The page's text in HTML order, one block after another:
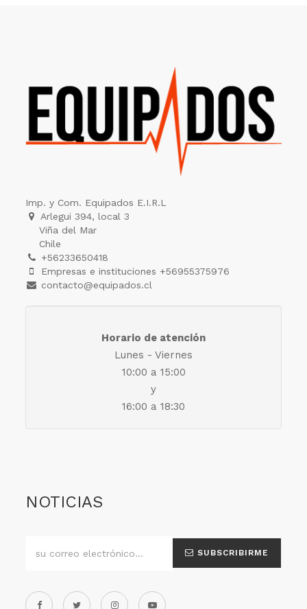
Imp. y Com. Equipados E.I.R.L
Arlegui 394, local 3
Viña del Mar
Chile
+56233650418
Empresas e instituciones +56955375976
contacto@equipados.cl
Horario de atención
Lunes - Viernes
10:00 a 15:00
y
16:00 a 18:30
NOTICIAS
SUBSCRIBIRME